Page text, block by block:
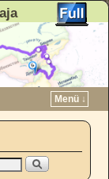
Menü ↓